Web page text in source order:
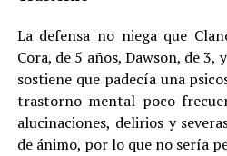
La defensa no niega que
Cora, de 5 años, Dawson, de 3,
sostiene que padecía una
trastorno mental poco
alucinaciones, delirios y
de ánimo, por lo que no sería